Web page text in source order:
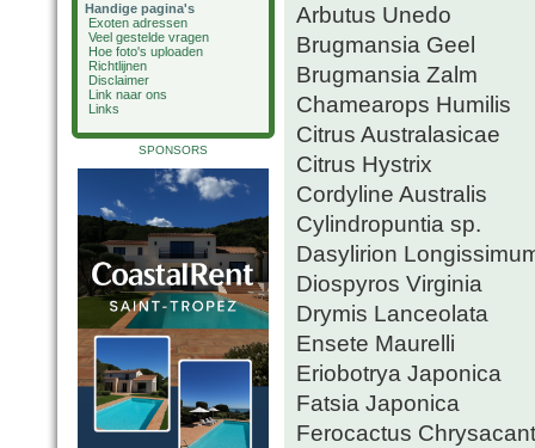
Handige pagina's
Exoten adressen
Veel gestelde vragen
Hoe foto's uploaden
Richtlijnen
Disclaimer
Link naar ons
Links
SPONSORS
Arbutus Unedo
Brugmansia Geel
Brugmansia Zalm
Chamearops Humilis
Citrus Australasicae
Citrus Hystrix
Cordyline Australis
Cylindropuntia sp.
Dasylirion
Diospyros Virginia
Drymis Lanceolata
Ensete Maurelli
Eriobotrya Japonica
Fatsia Japonica
Ferocactus